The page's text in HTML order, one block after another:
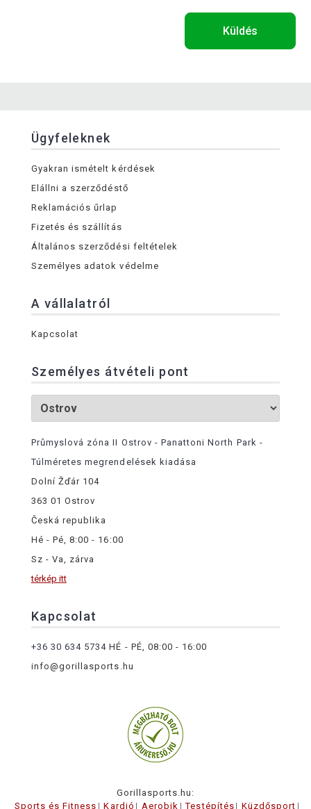
Küldés
Ügyfeleknek
Gyakran ismételt kérdések
Elállni a szerződéstő
Reklamációs űrlap
Fizetés és szállítás
Általános szerződési feltételek
Személyes adatok védelme
A vállalatról
Kapcsolat
Személyes átvételi pont
Průmyslová zóna II Ostrov - Panattoni North Park -
Túlméretes megrendelések kiadása
Dolní Žďár 104
363 01 Ostrov
Česká republika
Hé - Pé, 8:00 - 16:00
Sz - Va, zárva
térkép itt
Kapcsolat
+36 30 634 5734 HÉ - PÉ, 08:00 - 16:00
info@gorillasports.hu
Gorillasports.hu:
Sports és Fitness
Kardió Aerobik Testépítés Küzdősport